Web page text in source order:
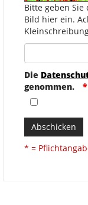
Bitte geben
Bild hier ein.
Die
genommen.
Abschicken
* =